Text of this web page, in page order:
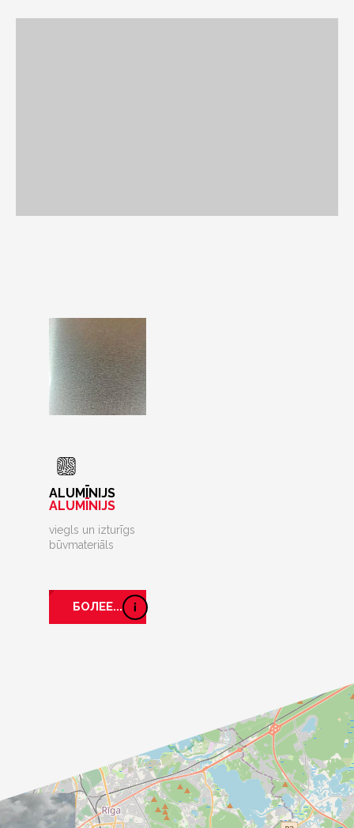
ALUMĪNIJS
ALUMĪNIJS
viegls un izturīgs
būvmateriāls
БОЛЕЕ...